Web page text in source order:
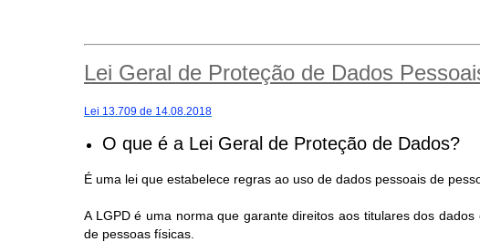
Lei Geral de Proteção de Dados
Lei 13.709 de 14.08.2018
O que é a Lei Geral de Proteção de Dados?
É uma lei que estabelece regras ao uso de dados pessoais de
A LGPD é uma norma que garante direitos aos titulares dos
de pessoas físicas.